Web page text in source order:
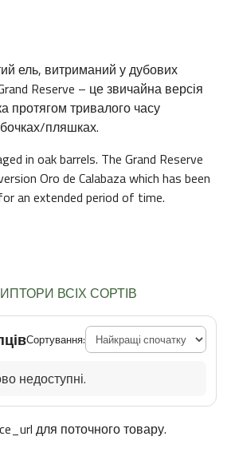
ель, витриманий у дубових
Reserve – це звичайна версія
протягом тривалого часу
пляшках.
in oak barrels. The Grand Reserve
Oro de Calabaza which has been
an extended period of time.
ВСІХ СОРТІВ
Сортування:
недоступні.
для поточного товару.